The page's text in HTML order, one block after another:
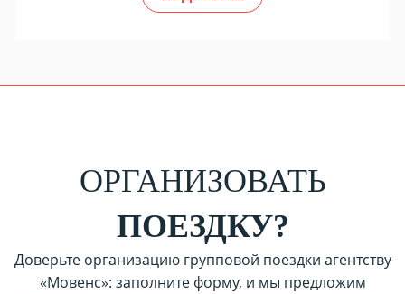
ОРГАНИЗОВАТЬ
ПОЕЗДКУ?
Доверьте организацию групповой поездки агентству
«Мовенс»: заполните форму, и мы предложим